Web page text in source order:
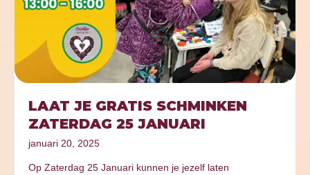
LAAT JE GRATIS SCHMINKEN
ZATERDAG 25 JANUARI
januari 20, 2025
Op Zaterdag 25 Januari kunnen je jezelf laten